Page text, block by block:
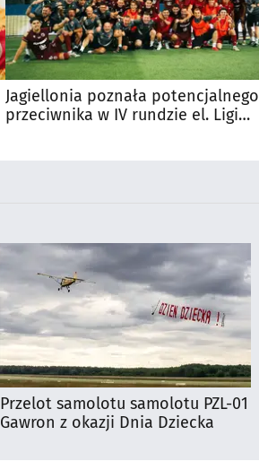
Jagiellonia poznała potencjalnego
przeciwnika w IV rundzie el. Ligi
Przelot samolotu samolotu PZL-01
Gawron z okazji Dnia Dziecka